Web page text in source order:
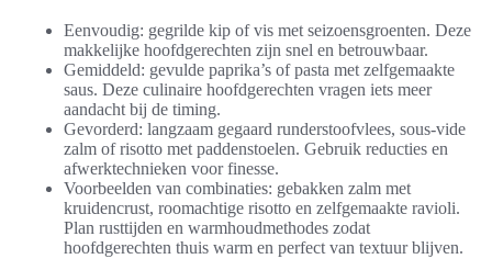
Eenvoudig: gegrilde kip of vis met seizoensgroenten. Deze
makkelijke hoofdgerechten zijn snel en betrouwbaar.
Gemiddeld: gevulde paprika’s of pasta met zelfgemaakte
saus. Deze culinaire hoofdgerechten vragen iets meer
aandacht bij de timing.
Gevorderd: langzaam gegaard runderstoofvlees, sous-vide
zalm of risotto met paddenstoelen. Gebruik reducties en
afwerktechnieken voor finesse.
Voorbeelden van combinaties: gebakken zalm met
kruidencrust, roomachtige risotto en zelfgemaakte ravioli.
Plan rusttijden en warmhoudmethodes zodat
hoofdgerechten thuis warm en perfect van textuur blijven.